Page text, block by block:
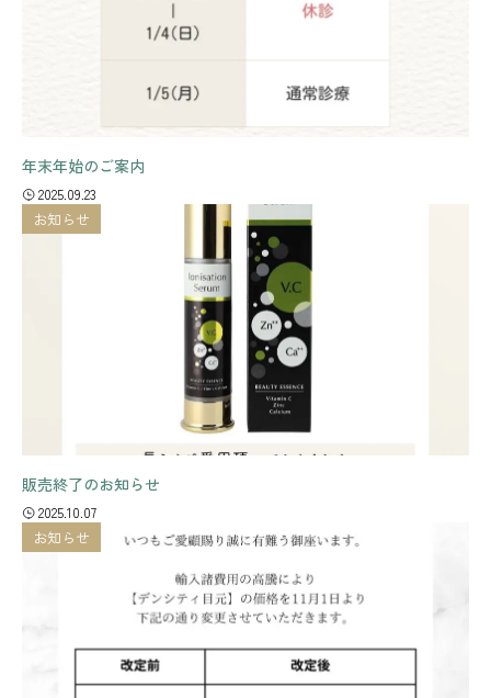
年末年始のご案内
2025.09.23
お知らせ
販売終了のお知らせ
2025.10.07
お知らせ